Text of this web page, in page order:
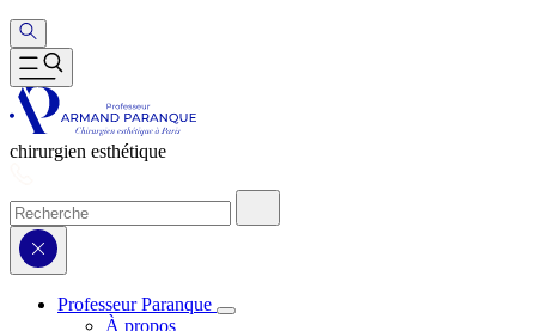
chirurgien esthétique
Professeur Paranque
À propos